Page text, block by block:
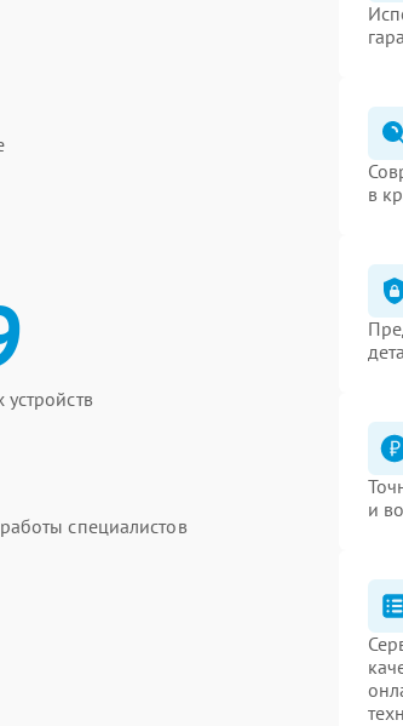
специалистов
в
и